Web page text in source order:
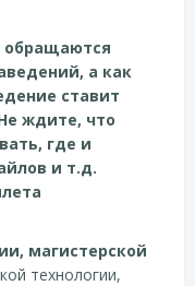
обращаются
а как
ставит
ждите, что
где и
и т.д.
магистерской
технологии,